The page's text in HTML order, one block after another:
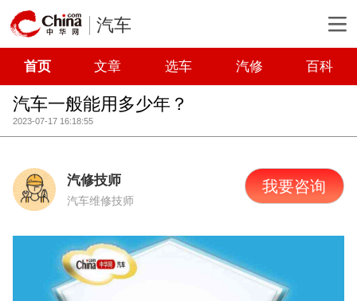
汽车
首页 文章 选车 汽修 百科
汽车一般能用多少年？
2023-07-17 16:18:55
汽修技师
汽车维修技师
我要咨询